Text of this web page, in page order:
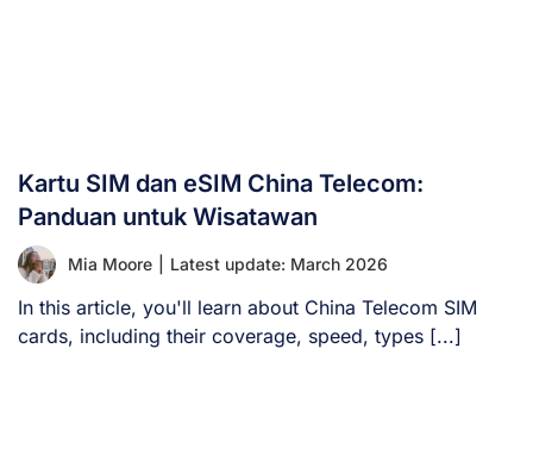
Kartu SIM dan eSIM China Telecom:
Panduan untuk Wisatawan
Mia Moore Latest update: March 2026
In this article, you'll learn about China Telecom SIM
cards, including their coverage, speed, types [...]